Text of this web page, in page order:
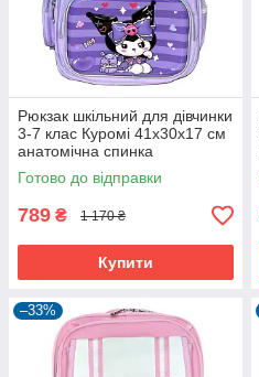
Рюкзак шкільний для дівчинки
3-7 клас Куромі 41х30х17 см
анатомічна спинка
Фіолетовий (60979)
Готово до відправки
789 ₴ 1 170 ₴
Купити
–33%